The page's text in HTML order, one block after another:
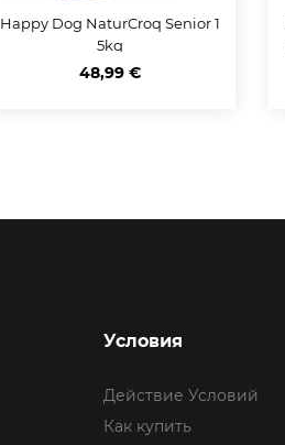
Happy Dog NaturCroq Senior 1
5kg
48,99 €
Условия
Действие Условий
Как купить